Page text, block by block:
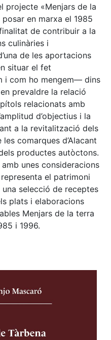
projecte «Menjars de la
en marxa el 1985
de contribuir a la
culinàries i
de les aportacions
situar el fet
i com ho mengem— dins
prevaldre la relació
relacionats amb
d’objectius i la
a la revitalització dels
comarques d’Alacant
productes autòctons.
unes consideracions
el patrimoni
selecció de receptes
plats i elaboracions
Menjars de la terra
i 1996.